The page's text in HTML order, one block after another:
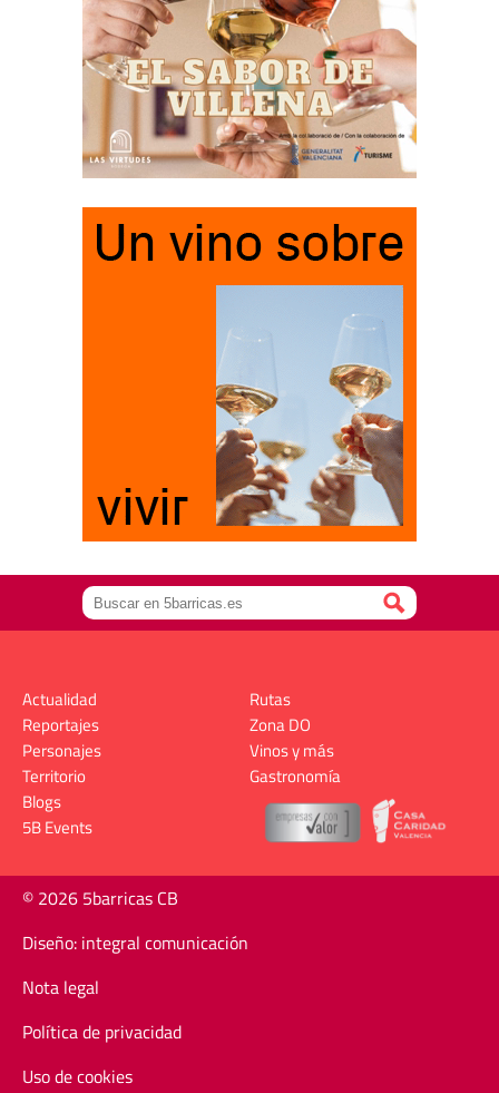
Actualidad
Reportajes
Personajes
Territorio
Rutas
Zona DO
Vinos y más
Gastronomía
Blogs
5B Events
© 2026 5barricas CB
Diseño: integral comunicación
Nota legal
Política de privacidad
Uso de cookies